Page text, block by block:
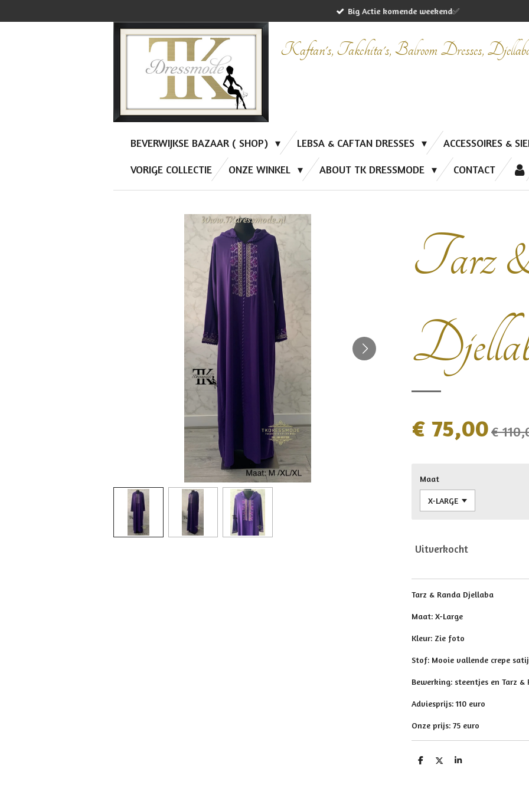
Big Actie komende weekend✅
Kaftan's, Takchita's, Balroom Dresses,
BEVERWIJKSE BAZAAR ( SHOP) LEBSA & CAFTAN DRESSES ACCESSOIRES &
VORIGE COLLECTIE ONZE WINKEL ABOUT TK DRESSMODE CONTACT
Tarz
€ 75,00€
Maat
Uitverkocht
Tarz & Randa Djellaba
Maat: X-Large
Kleur: Zie foto
Stof: Mooie vallende crepe
Bewerking: steentjes en Tarz &
Adviesprijs: 110 euro
Onze prijs: 75 euro
D
D
S